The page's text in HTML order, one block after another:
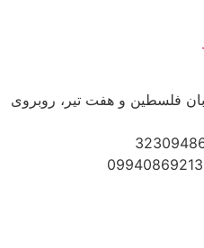
فلسطین و هفت تیر، روبروی